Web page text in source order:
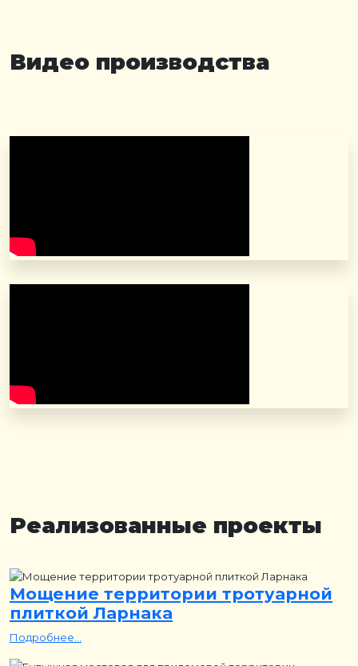
Видео производства
Реализованные проекты
Мощение территории тротуарной
плиткой Ларнака
Подробнее...